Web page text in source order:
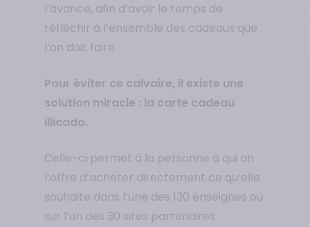
l’avance, afin d’avoir le temps de
réfléchir à l’ensemble des cadeaux que
l’on doit faire.
Pour éviter ce calvaire, il existe une
solution miracle : la carte cadeau
illicado.
Celle-ci permet à la personne à qui on
l’offre d’acheter directement ce qu’elle
souhaite dans l’une des 130 enseignes ou
sur l’un des 30 sites partenaires